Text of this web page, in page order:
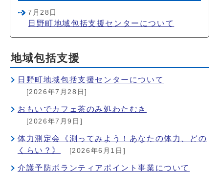
7月28日
日野町地域包括支援センターについて
地域包括支援
日野町地域包括支援センターについて
[2026年7月28日]
おもいでカフェ茶のみ処わたむき
[2026年7月9日]
体力測定会《測ってみよう！あなたの体力、どの
くらい？》
[2026年6月1日]
介護予防ボランティアポイント事業について